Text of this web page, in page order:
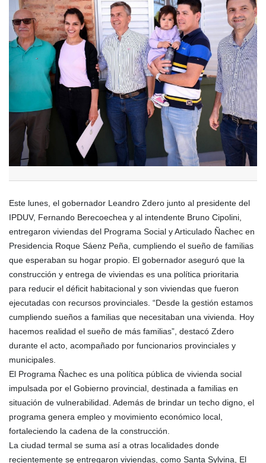
Este lunes, el gobernador Leandro Zdero junto al presidente del
IPDUV, Fernando Berecoechea y al intendente Bruno Cipolini,
entregaron viviendas del Programa Social y Articulado Ñachec en
Presidencia Roque Sáenz Peña, cumpliendo el sueño de familias
que esperaban su hogar propio. El gobernador aseguró que la
construcción y entrega de viviendas es una política prioritaria
para reducir el déficit habitacional y son viviendas que fueron
ejecutadas con recursos provinciales. “Desde la gestión estamos
cumpliendo sueños a familias que necesitaban una vivienda. Hoy
hacemos realidad el sueño de más familias”, destacó Zdero
durante el acto, acompañado por funcionarios provinciales y
municipales.
El Programa Ñachec es una política pública de vivienda social
impulsada por el Gobierno provincial, destinada a familias en
situación de vulnerabilidad. Además de brindar un techo digno, el
programa genera empleo y movimiento económico local,
fortaleciendo la cadena de la construcción.
La ciudad termal se suma así a otras localidades donde
recientemente se entregaron viviendas, como Santa Sylvina, El